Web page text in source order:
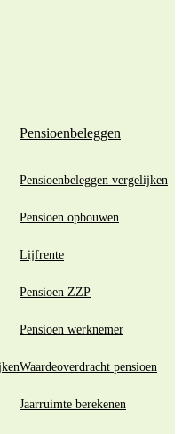
Pensioenbeleggen
Pensioenbeleggen vergelijken
Pensioen opbouwen
Lijfrente
Pensioen ZZP
Pensioen werknemer
Waardeoverdracht pensioen
Jaarruimte berekenen